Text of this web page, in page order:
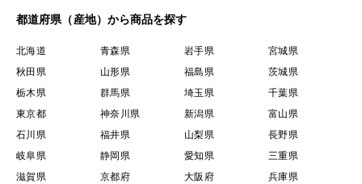
都道府県（産地）から商品を探す
北海道 青森県 岩手県
宮城県
秋田県
山形県 福島県
茨城県
栃木県
群馬県 埼玉県
千葉県
東京都
神奈川県 新潟県
富山県
石川県
福井県 山梨県
長野県
岐阜県
静岡県 愛知県
三重県
滋賀県
京都府 大阪府
兵庫県